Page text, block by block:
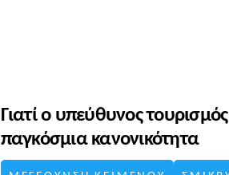
Γιατί ο υπεύθυνος
παγκόσμια κανονικότητα